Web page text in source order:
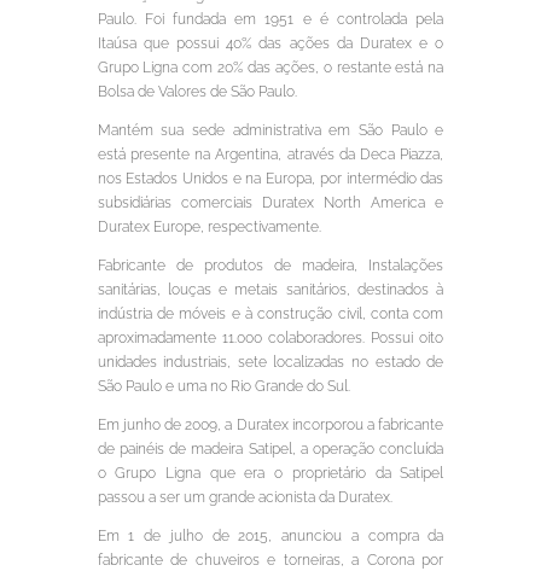
Paulo. Foi fundada em 1951 e é controlada pela
Itaúsa que possui 40% das ações da Duratex e o
Grupo Ligna com 20% das ações, o restante está na
Bolsa de Valores de São Paulo.
Mantém sua sede administrativa em São Paulo e
está presente na Argentina, através da Deca Piazza,
nos Estados Unidos e na Europa, por intermédio das
subsidiárias comerciais Duratex North America e
Duratex Europe, respectivamente.
Fabricante de produtos de madeira, Instalações
sanitárias, louças e metais sanitários, destinados à
indústria de móveis e à construção civil, conta com
aproximadamente 11.000 colaboradores. Possui oito
unidades industriais, sete localizadas no estado de
São Paulo e uma no Rio Grande do Sul.
Em junho de 2009, a Duratex incorporou a fabricante
de painéis de madeira Satipel, a operação concluída
o Grupo Ligna que era o proprietário da Satipel
passou a ser um grande acionista da Duratex.
Em 1 de julho de 2015, anunciou a compra da
fabricante de chuveiros e torneiras, a Corona por